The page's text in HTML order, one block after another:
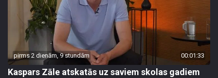
pirms 2 dienām, 9 stundām 00:01:33
Kaspars Zāle atskatās uz saviem skolas gadiem